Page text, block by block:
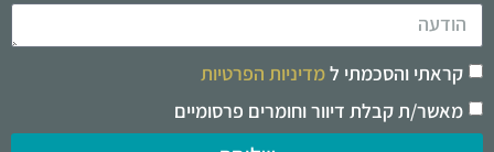
קראתי והסכמתי למדיניות הפרטיות
מאשר/ת קבלת דיוור וחומרים פרסומיים